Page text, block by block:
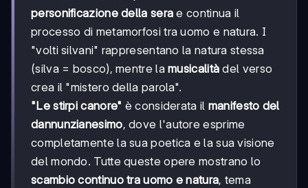
personificazione della sera e continua il
processo di metamorfosi tra uomo e natura. I
"volti silvani" rappresentano la natura stessa
(silva = bosco), mentre lamusicalità del verso
crea il "mistero della parola".
"Le stirpi canore" è considerata il manifesto del
dannunzianesimo, dove l'autore esprime
completamente la sua poetica e la sua visione
del mondo. Tutte queste opere mostrano lo
scambio continuo tra uomo e natura, tema